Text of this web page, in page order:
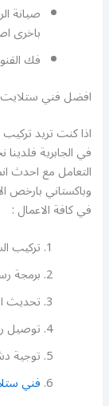
صيانة
باخرى
فك
افضل فني ستلايت
اذا كنت تريد
في الجابرية
التعامل مع احدث
وباكستاني بارخص
في كافة الاعمال :
تركيب
برمجة
تحديث
توصيل
توجية
فني